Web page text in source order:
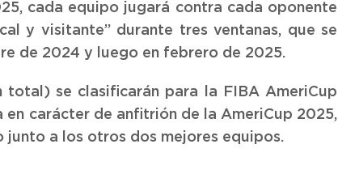
cada equipo jugará contra cada oponente
y visitante” durante tres ventanas, que se
de 2024 y luego en febrero de 2025.
se clasificarán para la FIBA AmeriCup
carácter de anfitrión de la AmeriCup 2025,
junto a los otros dos mejores equipos.